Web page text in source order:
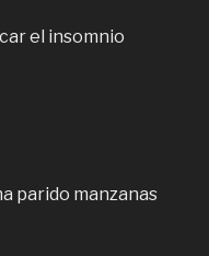
el insomnio
parido manzanas